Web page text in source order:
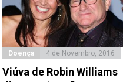
Doença 4 de Novembro, 2016
Viúva de Robin Williams